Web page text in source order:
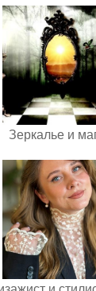
Зеркалье и